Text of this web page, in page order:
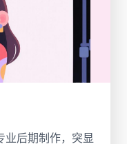
业后期制作，突显